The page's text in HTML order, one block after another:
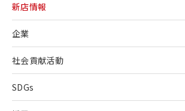
新店情報
企業
社会貢献活動
SDGs